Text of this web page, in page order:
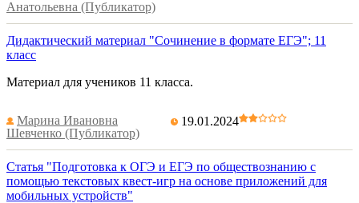
Анатольевна (Публикатор)
Дидактический материал "Сочинение в формате ЕГЭ"; 11
класс
Материал для учеников 11 класса.
Марина Ивановна
Шевченко (Публикатор)
19.01.2024
Статья "Подготовка к ОГЭ и ЕГЭ по обществознанию с
помощью текстовых квест-игр на основе приложений для
мобильных устройств"